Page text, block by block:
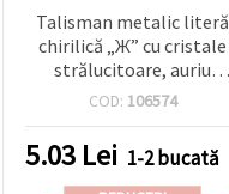
Talisman metalic literă
chirilică „Ж” cu cristale
strălucitoare, auriu
(culoare), pentru înșirare
orificiu 8 mm
COD: 106574
5.03 Lei 1-2 bucată